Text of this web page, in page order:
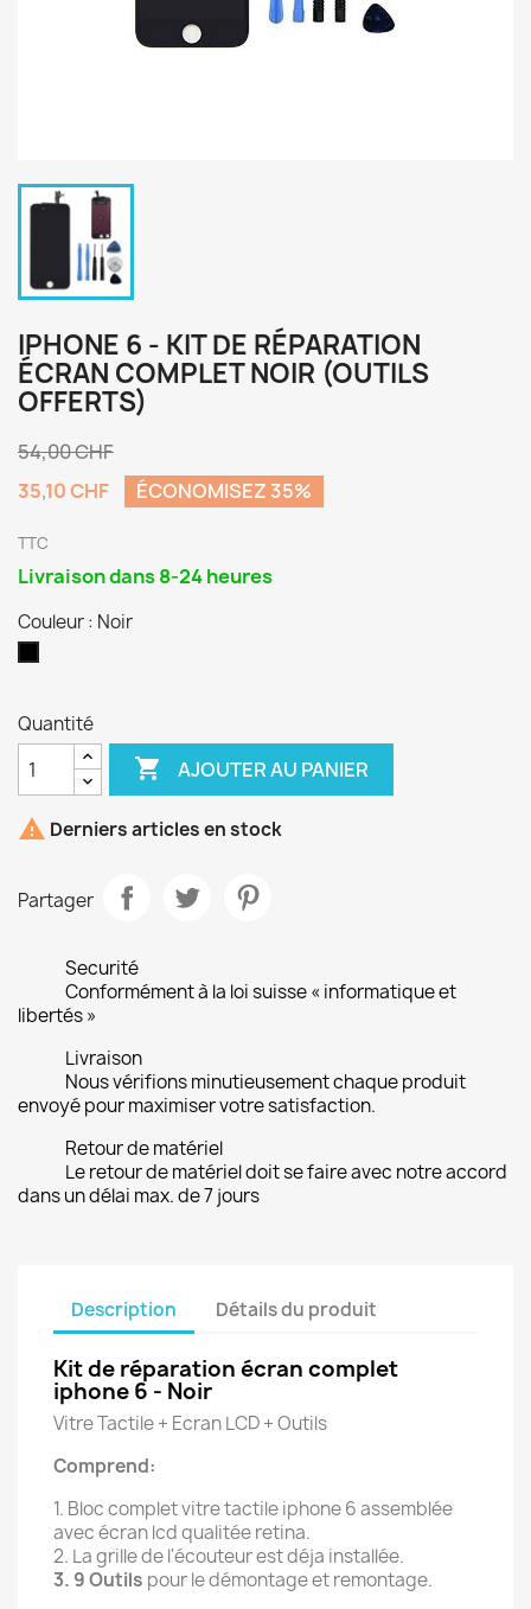
IPHONE 6 - KIT DE RÉPARATION
ÉCRAN COMPLET NOIR (OUTILS
OFFERTS)
54,00 CHF
35,10 CHF
ÉCONOMISEZ 35%
TTC
Livraison dans 8-24 heures
Couleur : Noir
Quantité
 AJOUTER AU PANIER
 Derniers articles en stock
Partager
Securité
Conformément à la loi suisse « informatique et
libertés »
Livraison
Nous vérifions minutieusement chaque produit
envoyé pour maximiser votre satisfaction.
Retour de matériel
Le retour de matériel doit se faire avec notre accord
dans un délai max. de 7 jours
Description Détails du produit
Kit de réparation écran complet
iphone 6 - Noir
Vitre Tactile + Ecran LCD + Outils
Comprend:
1. Bloc complet vitre tactile iphone 6 assemblée
avec écran lcd qualitée retina.
2. La grille de l'écouteur est déja installée.
3. 9 Outils pour le démontage et remontage.